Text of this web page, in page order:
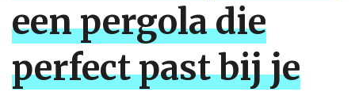
een pergola die
perfect past bij je